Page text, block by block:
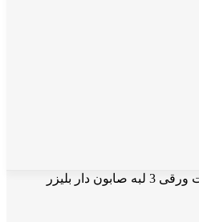
ژیلت ورقی 3 لبه صابون دار بلیزر